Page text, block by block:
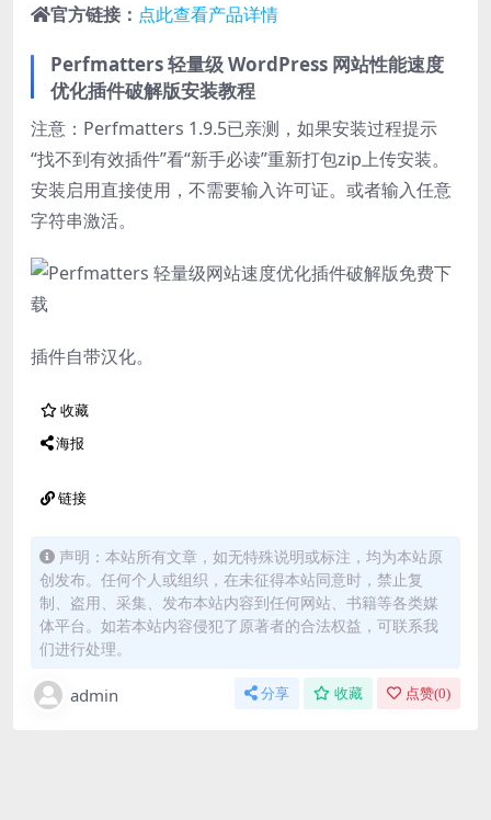
官方链接： 点此查看产品详情
Perfmatters 轻量级 WordPress 网站性能速度
优化插件破解版安装教程
注意：Perfmatters 1.9.5已亲测，如果安装过程提示
“找不到有效插件”看“新手必读”重新打包zip上传安装。
安装启用直接使用，不需要输入许可证。或者输入任意
字符串激活。
插件自带汉化。
收藏
海报
链接
声明：本站所有文章，如无特殊说明或标注，均为本站原
创发布。任何个人或组织，在未征得本站同意时，禁止复
制、盗用、采集、发布本站内容到任何网站、书籍等各类媒
体平台。如若本站内容侵犯了原著者的合法权益，可联系我
们进行处理。
admin 分享 收藏 点赞(0)